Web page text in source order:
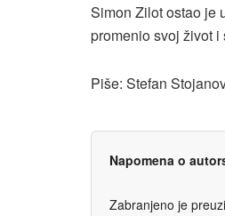
Simon Zilot ostao je
promenio svoj život
Piše: Stefan
Napomena o
Zabranjeno je